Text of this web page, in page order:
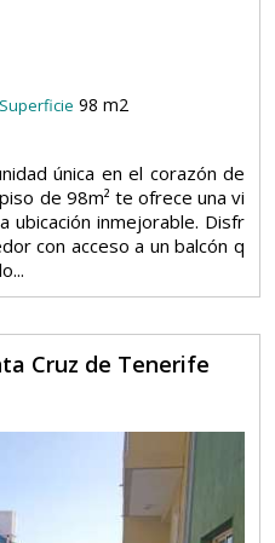
Superficie 98 m2
única en el corazón de
de 98m² te ofrece una vi
ubicación inmejorable. Disfr
con acceso a un balcón q
Cruz de Tenerife